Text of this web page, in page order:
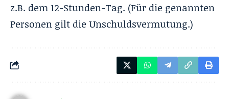
z.B. dem 12-Stunden-Tag. (Für die genannten
Personen gilt die Unschuldsvermutung.)